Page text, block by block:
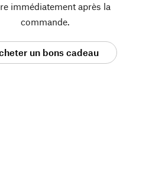
immédiatement après la
commande.
un bons cadeau